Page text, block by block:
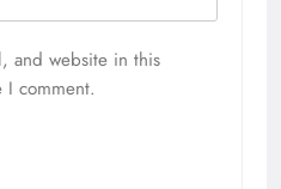
and website in this
I comment.